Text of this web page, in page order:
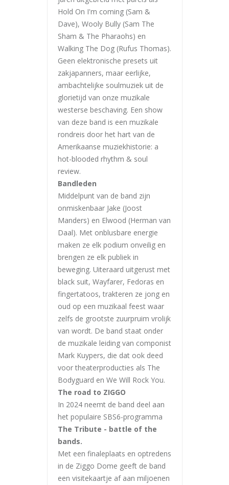
Hold On I'm coming (Sam &
Dave), Wooly Bully (Sam The
Sham & The Pharaohs) en
Walking The Dog (Rufus Thomas).
Geen elektronische presets uit
zakjapanners, maar eerlijke,
ambachtelijke soulmuziek uit de
glorietijd van onze muzikale
westerse beschaving. Een show
van deze band is een muzikale
rondreis door het hart van de
Amerikaanse muziekhistorie: a
hot-blooded rhythm & soul
review.
Bandleden
Middelpunt van de band zijn
onmiskenbaar Jake (Joost
Manders) en Elwood (Herman van
Daal). Met onblusbare energie
maken ze elk podium onveilig en
brengen ze elk publiek in
beweging. Uiteraard uitgerust met
black suit, Wayfarer, Fedoras en
fingertatoos, trakteren ze jong en
oud op een muzikaal feest waar
zelfs de grootste zuurpruim vrolijk
van wordt. De band staat onder
de muzikale leiding van componist
Mark Kuypers, die dat ook deed
voor theaterproducties als The
Bodyguard en We Will Rock You.
The road to ZIGGO
In 2024 neemt de band deel aan
het populaire SBS6-programma
The Tribute - battle of the
bands.
Met een finaleplaats en optredens
in de Ziggo Dome geeft de band
een visitekaartje af aan miljoenen